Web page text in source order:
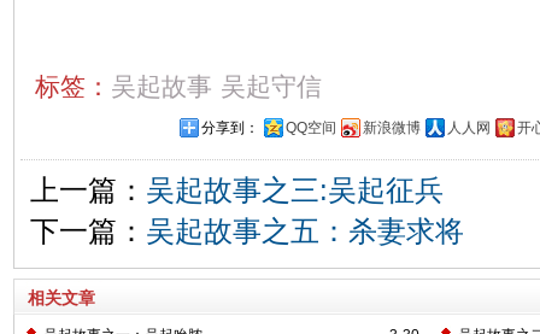
标签： 吴起故事 吴起守信
分享到： QQ空间 新浪微博 人人网 开
上一篇： 吴起故事之三:吴起征兵
下一篇： 吴起故事之五：杀妻求将
相关文章